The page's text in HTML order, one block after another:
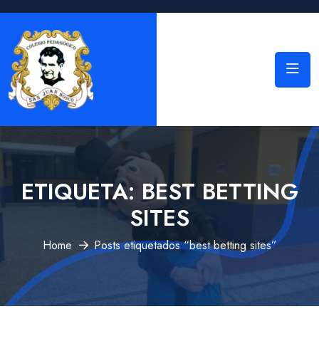
ETIQUETA: BEST BETTING
SITES
Home Posts etiquetados “best betting sites”